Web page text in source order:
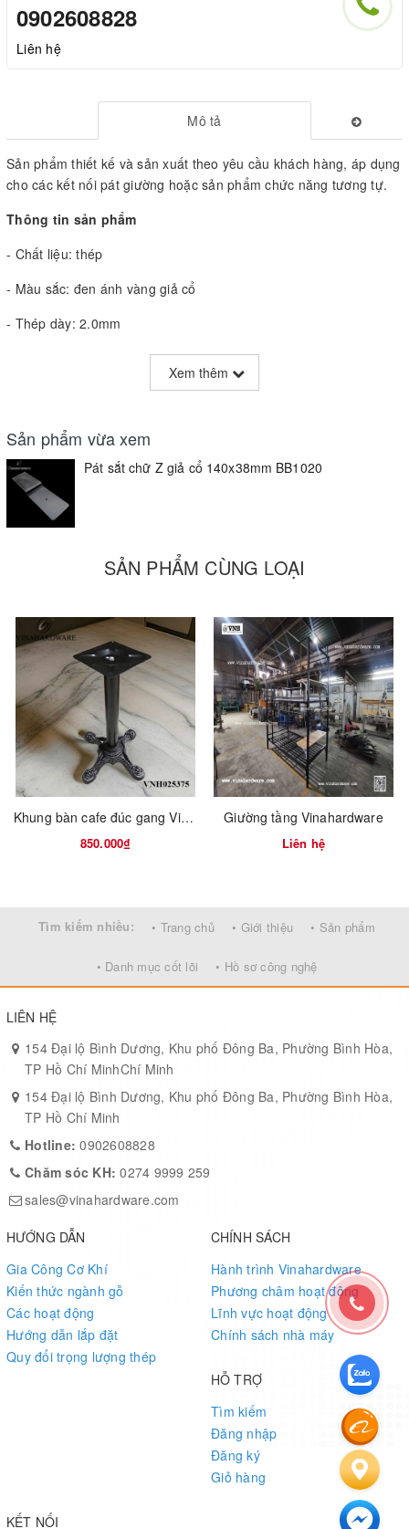
0902608828
Liên hệ
Mô tả
Sản phẩm thiết kế và sản xuất theo yêu cầu khách hàng, áp dụng
cho các kết nối pát giường hoặc sản phẩm chức năng tương tự.
Thông tin sản phẩm
- Chất liệu: thép
- Màu sắc: đen ánh vàng giả cổ
- Thép dày: 2.0mm
- Kích thước: dài x rộng = 140x38mm
Pát chữ Z giả cổ BB1020
Xem thêm
Sản phẩm vừa xem
Pát sắt chữ Z giả cổ 140x38mm BB1020
SẢN PHẨM CÙNG LOẠI
Khung bàn cafe đúc gang Vinahardware
850.000₫
Giường tầng Vinahardware
Liên hệ
Tìm kiếm nhiều: • Trang chủ • Giới thiệu • Sản phẩm
• Danh mục cốt lõi • Hồ sơ công nghệ
LIÊN HỆ
154 Đại lộ Bình Dương, Khu phố Đông Ba, Phường Bình Hòa,
TP Hồ Chí MinhChí Minh
154 Đại lộ Bình Dương, Khu phố Đông Ba, Phường Bình Hòa,
TP Hồ Chí Minh
Hotline:0902608828
Chăm sóc KH:0274 9999 259
sales@vinahardware.com
HƯỚNG DẪN
Gia Công Cơ Khí
Kiến thức ngành gỗ
Các hoạt động
Hướng dẫn lắp đặt
Quy đổi trọng lượng thép
CHÍNH SÁCH
Hành trình Vinahardware
Phương châm hoạt động
Lĩnh vực hoạt động
Chính sách nhà máy
HỖ TRỢ
Tìm kiếm
Đăng nhập
Đăng ký
Giỏ hàng
KẾT NỐI